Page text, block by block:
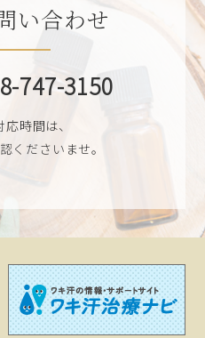
い合わせ
747-3150
時間は、
くださいませ。